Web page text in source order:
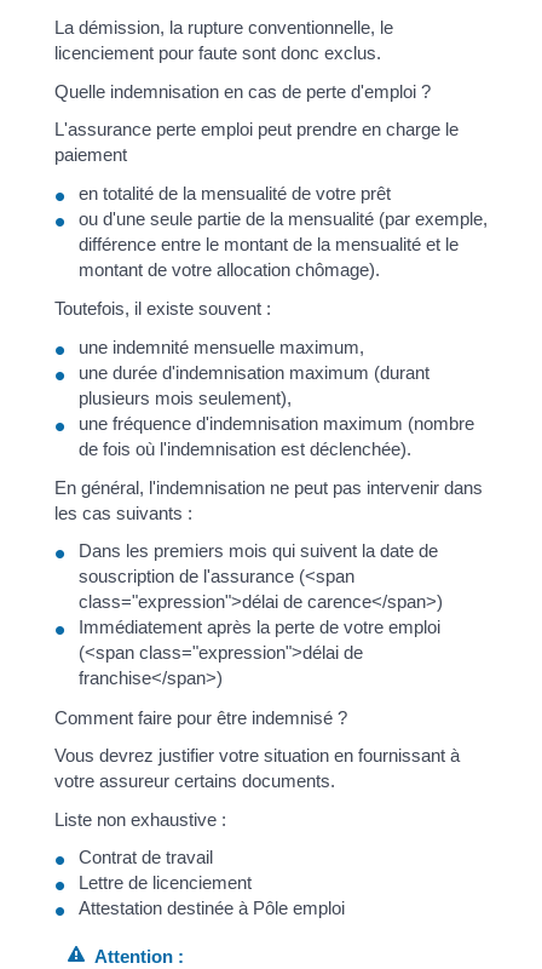
La démission, la rupture conventionnelle, le
licenciement pour faute sont donc exclus.
Quelle indemnisation en cas de perte d'emploi ?
L'assurance perte emploi peut prendre en charge le
paiement
en totalité de la mensualité de votre prêt
ou d'une seule partie de la mensualité (par exemple,
différence entre le montant de la mensualité et le
montant de votre allocation chômage).
Toutefois, il existe souvent :
une indemnité mensuelle maximum,
une durée d'indemnisation maximum (durant
plusieurs mois seulement),
une fréquence d'indemnisation maximum (nombre
de fois où l'indemnisation est déclenchée).
En général, l'indemnisation ne peut pas intervenir dans
les cas suivants :
Dans les premiers mois qui suivent la date de
souscription de l'assurance (<span
class="expression">délai de carence</span>)
Immédiatement après la perte de votre emploi
(<span class="expression">délai de
franchise</span>)
Comment faire pour être indemnisé ?
Vous devrez justifier votre situation en fournissant à
votre assureur certains documents.
Liste non exhaustive :
Contrat de travail
Lettre de licenciement
Attestation destinée à Pôle emploi
Attention :